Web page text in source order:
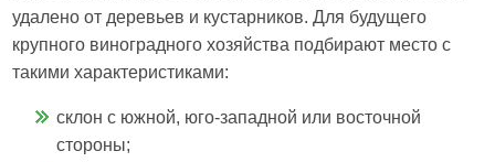
удалено от деревьев и кустарников. Для будущего
крупного виноградного хозяйства подбирают место с
такими характеристиками:
склон с южной, юго-западной или восточной
стороны;